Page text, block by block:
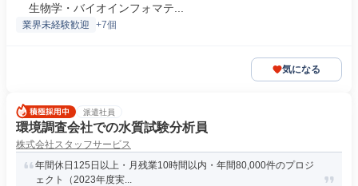
生物学・バイオインフォマテ...
業界未経験歓迎 +7個
気になる
派遣社員
環境調査会社での水質試験分析員
株式会社スタッフサービス
年間休日125日以上・月残業10時間以内・年間80,000件のプロジ
ェクト（2023年度実...